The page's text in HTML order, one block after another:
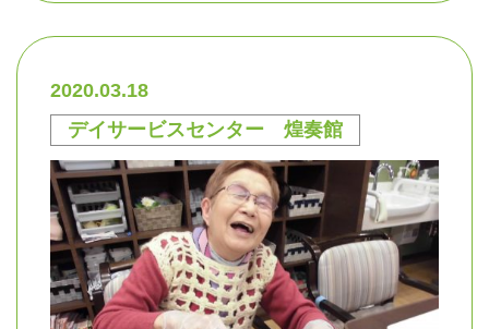
2020.03.18
デイサービスセンター 煌奏館